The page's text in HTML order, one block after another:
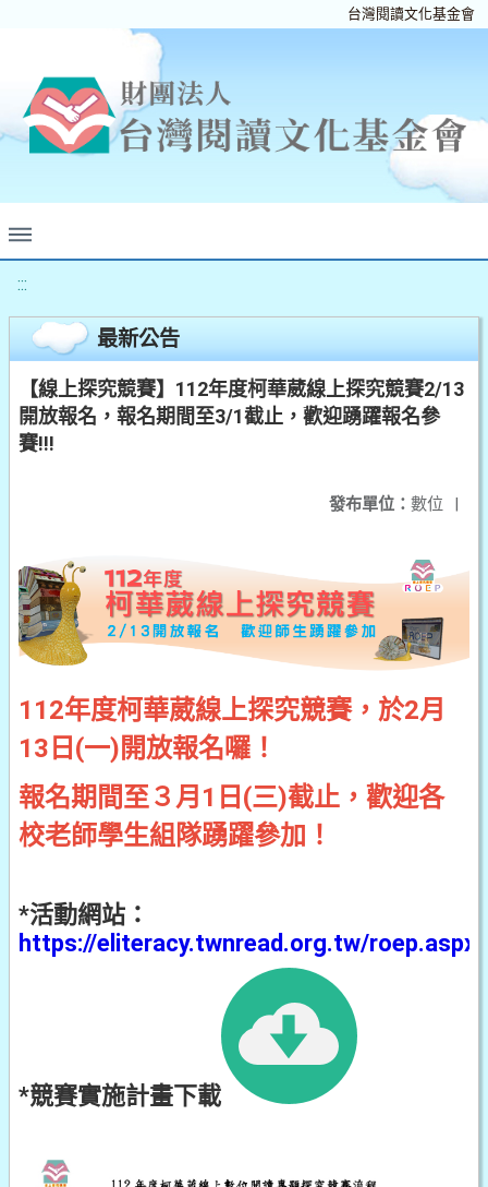
台灣閱讀文化基金會
:::
最新公告
【線上探究競賽】112年度柯華葳線上探究競賽2/13
開放報名，報名期間至3/1截止，歡迎踴躍報名參
賽!!!
發布單位： 數位 |
112年度柯華葳線上探究競賽，於2月
13日(一)開放報名囉！
報名期間至３月1日(三)截止，歡迎各
校老師學生組隊踴躍參加！
*活動網站：
https://eliteracy.twnread.org.tw/roep.aspx
*競賽實施計畫下載